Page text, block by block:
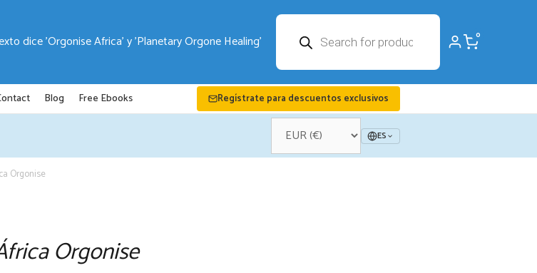
productos
0
Blog Free Ebooks Regístrate para descuentos exclusivos
ES
Orgonise
Orgonise